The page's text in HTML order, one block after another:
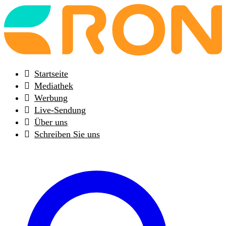
Back
to
frontpage
Startseite
Mediathek
Werbung
Live-Sendung
Über uns
Schreiben Sie uns